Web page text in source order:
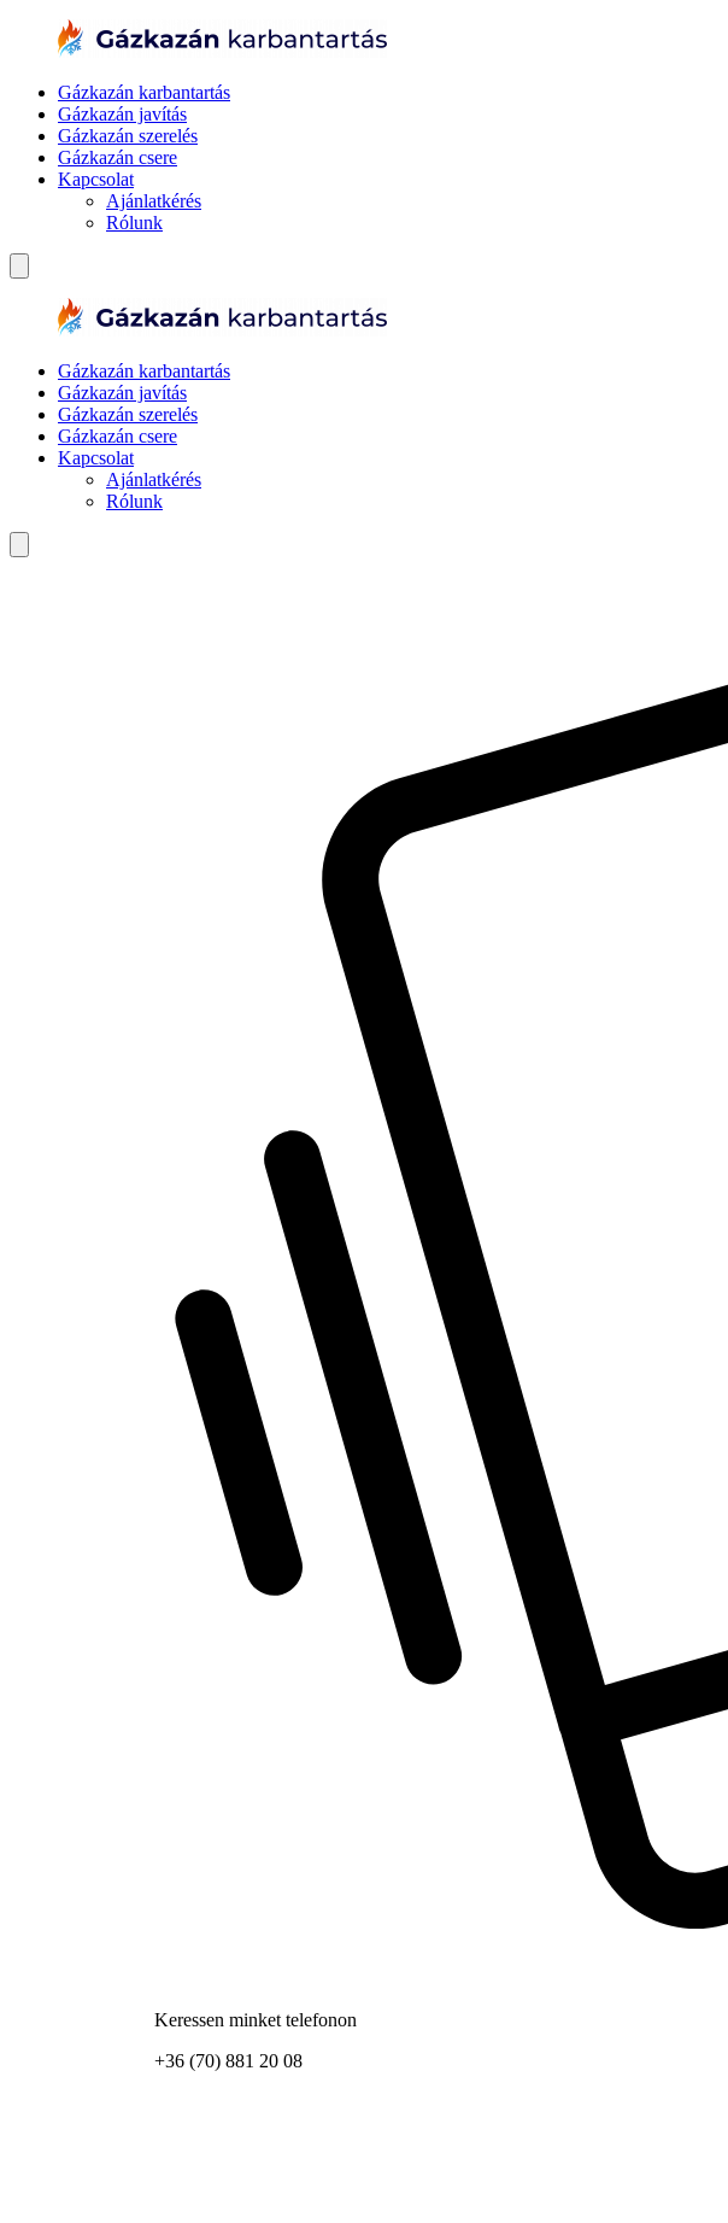
Gázkazán karbantartás
Gázkazán javítás
Gázkazán szerelés
Gázkazán csere
Kapcsolat
Ajánlatkérés
Rólunk
Gázkazán karbantartás
Gázkazán javítás
Gázkazán szerelés
Gázkazán csere
Kapcsolat
Ajánlatkérés
Rólunk
Keressen minket telefonon
+36 (70) 881 20 08